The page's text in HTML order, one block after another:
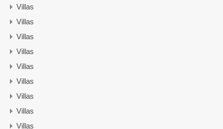
Villas
Villas
Villas
Villas
Villas
Villas
Villas
Villas
Villas